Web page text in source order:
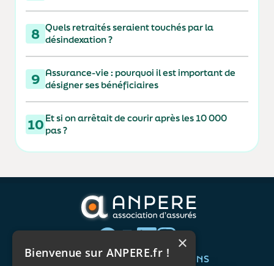
8 Quels retraités seraient touchés par la
désindexation ?
9 Assurance-vie : pourquoi il est important de
désigner ses bénéficiaires
10 Et si on arrêtait de courir après les 10 000
pas ?
QUI SOMMES-NOUS ? VOS BESOINS
×
Bienvenue sur ANPERE.fr !